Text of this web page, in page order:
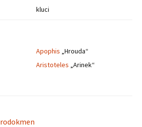
kluci
Apophis „Hrouda“
Aristoteles „Arinek“
rodokmen